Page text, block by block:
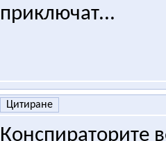
приключат...
Цитиране
Конспираторите